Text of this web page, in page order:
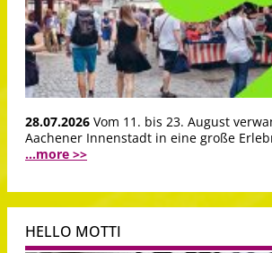
28.07.2026 Vom 11. bis 23. August
Aachener Innenstadt in eine große
...more >>
HELLO MOTTI